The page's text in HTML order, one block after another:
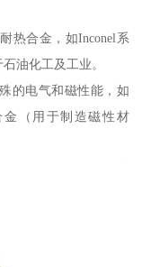
热合金，如Inconel系
油化工及工业。
的电气和磁性能，如
（用于制造磁性材